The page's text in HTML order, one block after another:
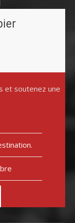
et soutenez une